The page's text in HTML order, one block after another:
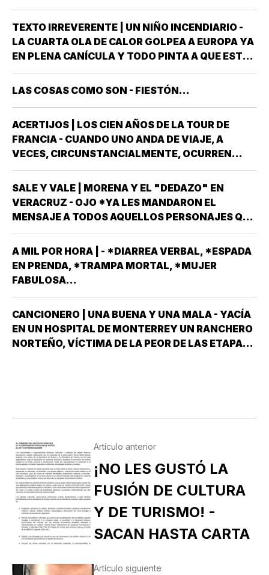
GOBIERNO DEL ESTADO *ESTÁ A PUNTO DE
"REVENTARLE" EL TEMA DE LA UNIVERSIDAD
POPULAR AUTÓNOMA DE VERACRUZ (UPAV) EN
LAS MANOS *Y NO ES…
TEXTO IRREVERENTE | UN NIÑO INCENDIARIO -
LA CUARTA OLA DE CALOR GOLPEA A EUROPA YA
EN PLENA CANÍCULA Y TODO PINTA A QUE ESTE
2026 SE UBICARÁ COMO EL PEOR DE LA HISTORIA
EN CUANTO A GOLPES CLIMÁTICOS *UNA OLA
LAS COSAS COMO SON - FIESTÓN...
ACERTIJOS | LOS CIEN AÑOS DE LA TOUR DE
FRANCIA - CUANDO UNO ANDA DE VIAJE, A
VECES, CIRCUNSTANCIALMENTE, OCURREN
COSAS QUE NO LLEVABAS PLANEADA *ME HAN
OCURRIDO ALGUNAS OCASIONES *AHORA
REMEMORO ESTA PORQUE TENEMOS A UN
MEXICANO EN EL TOP TEN DE…
SALE Y VALE | MORENA Y EL "DEDAZO" EN
VERACRUZ - OJO *YA LES MANDARON EL
MENSAJE A TODOS AQUELLOS PERSONAJES QUE
ASPIRAN A SER CANDIDATOS A DIPUTADOS
LOCALES, EN ALGUNO DE LOS 30 DISTRITOS QUE
HAY EN VERACRUZ POR EL PARTIDO MORENA,
DESPUÉS QUE NO…
A MIL POR HORA | - *DIARREA VERBAL, *ESPADA
EN PRENDA, *TRAMPA MORTAL, *MUJER
FABULOSA...
CANCIONERO | UNA BUENA Y UNA MALA - YACÍA
EN UN HOSPITAL DE MONTERREY UN RANCHERO
NORTEÑO, VÍCTIMA DE LA PEOR DE LAS ETAPAS
Artículo anterior
¡NO LES GUSTÓ LA
FUSIÓN DE CULTURA
Y DE TURISMO! -
SACAN HASTA CARTA
Artículo siguiente